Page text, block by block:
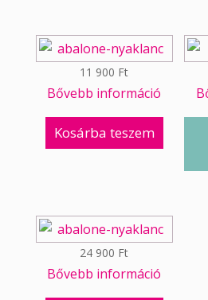
11 900 Ft
Bővebb információ
Kosárba teszem
24 900 Ft
Bővebb információ